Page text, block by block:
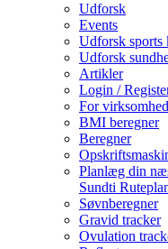
Udforsk
Events
Udforsk sports
Udforsk
Artikler
Login /
For
BMI beregner
Beregner
Planlæg din
Sundti
Søvnberegner
Gravid tracker
Ovulation